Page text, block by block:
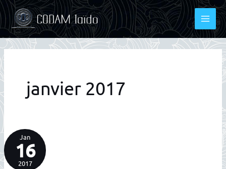
Aller
au
contenu
janvier 2017
Jan
16
2017